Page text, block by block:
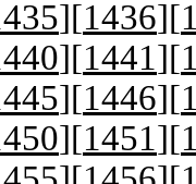
][1436][
][1441][
][1446][
][1451][